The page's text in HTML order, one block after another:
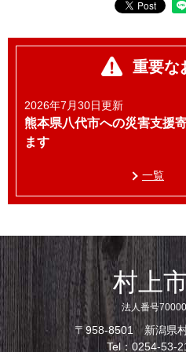
重要な
2026年7月30日更新
熊本県八代市への災害支援
ます
一覧
村上
法人番号
〒958-8501 新潟県
Tel：0254-53-